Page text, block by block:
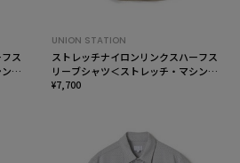
ス
ウ
UNION STATION
ストレッチナイロンリンクスハーフス
リーブシャツ＜ストレッチ・マシンウ
ォッシャブル・接触冷感＞
¥7,700